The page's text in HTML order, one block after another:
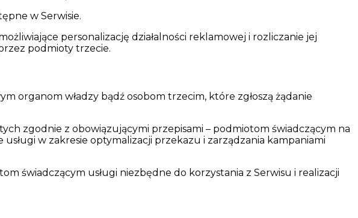
w Serwisie.
personalizację działalności reklamowej i rozliczanie jej
podmioty trzecie.
organom władzy bądź osobom trzecim, które zgłoszą żądanie
zgodnie z obowiązującymi przepisami – podmiotom świadczącym na
w zakresie optymalizacji przekazu i zarządzania kampaniami
świadczącym usługi niezbędne do korzystania z Serwisu i realizacji